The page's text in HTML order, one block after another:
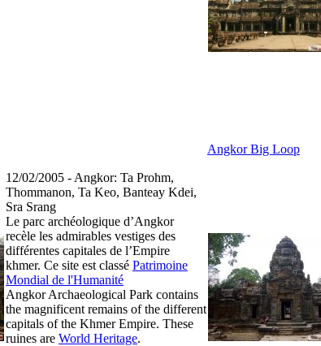
12/02/2005 - Angkor: Ta Prohm,
Thommanon, Ta Keo, Banteay Kdei,
Sra Srang
Le parc archéologique d’Angkor
recèle les admirables vestiges des
différentes capitales de l’Empire
khmer. Ce site est classé Patrimoine
Mondial de l'Humanité
Angkor Archaeological Park contains
the magnificent remains of the different
capitals of the Khmer Empire. These
ruines are World Heritage.
Angkor Big Loop